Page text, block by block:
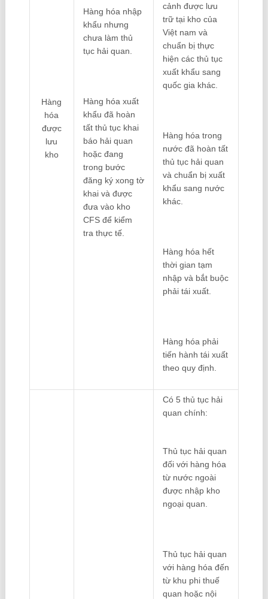
Hàng
hóa
được
lưu
kho
Hàng hóa nhập
khẩu nhưng
chưa làm thủ
tục hải quan.
Hàng hóa xuất
khẩu đã hoàn
tất thủ tục khai
báo hải quan
hoặc đang
trong bước
đăng ký xong tờ
khai và được
đưa vào kho
CFS để kiểm
tra thực tế.
cảnh được lưu
trữ tại kho của
Việt nam và
chuẩn bị thực
hiện các thủ tục
xuất khẩu sang
quốc gia khác.
Hàng hóa trong
nước đã hoàn tất
thủ tục hải quan
và chuẩn bị xuất
khẩu sang nước
khác.
Hàng hóa hết
thời gian tạm
nhập và bắt buộc
phải tái xuất.
Hàng hóa phải
tiến hành tái xuất
theo quy định.
Có 5 thủ tục hải
quan chính:
Thủ tục hải quan
đối với hàng hóa
từ nước ngoài
được nhập kho
ngoại quan.
Thủ tục hải quan
với hàng hóa đến
từ khu phi thuế
quan hoặc nội